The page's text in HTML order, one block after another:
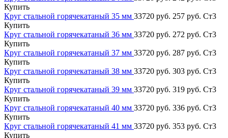
Купить
Круг стальной горячекатаный 35 мм 33720 руб. 257 руб. Ст3
Купить
Круг стальной горячекатаный 36 мм 33720 руб. 272 руб. Ст3
Купить
Круг стальной горячекатаный 37 мм 33720 руб. 287 руб. Ст3
Купить
Круг стальной горячекатаный 38 мм 33720 руб. 303 руб. Ст3
Купить
Круг стальной горячекатаный 39 мм 33720 руб. 319 руб. Ст3
Купить
Круг стальной горячекатаный 40 мм 33720 руб. 336 руб. Ст3
Купить
Круг стальной горячекатаный 41 мм 33720 руб. 353 руб. Ст3
Купить